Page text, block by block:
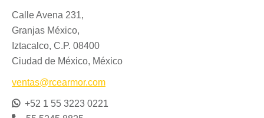
Calle Avena 231,
Granjas México,
Iztacalco, C.P. 08400
Ciudad de México, México
ventas@rcearmor.com
+52 1 55 3223 0221